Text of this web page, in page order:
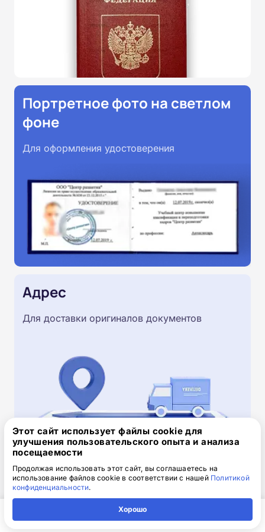
Портретное фото на светлом
фоне
Для оформления удостоверения
Адрес
Для доставки оригиналов документов
Скачайте заявку на обучение
.doc, 32.52 Кб
Скачайте шаблон, заполните и отправьте по
электронной почтеinfo@1-academy.ru.
Этот сайт использует файлы cookie для
улучшения пользовательского опыта и анализа
посещаемости
Продолжая использовать этот сайт, вы соглашаетесь на
использование файлов cookie в соответствии с нашей Политикой
конфиденциальности.
Хорошо